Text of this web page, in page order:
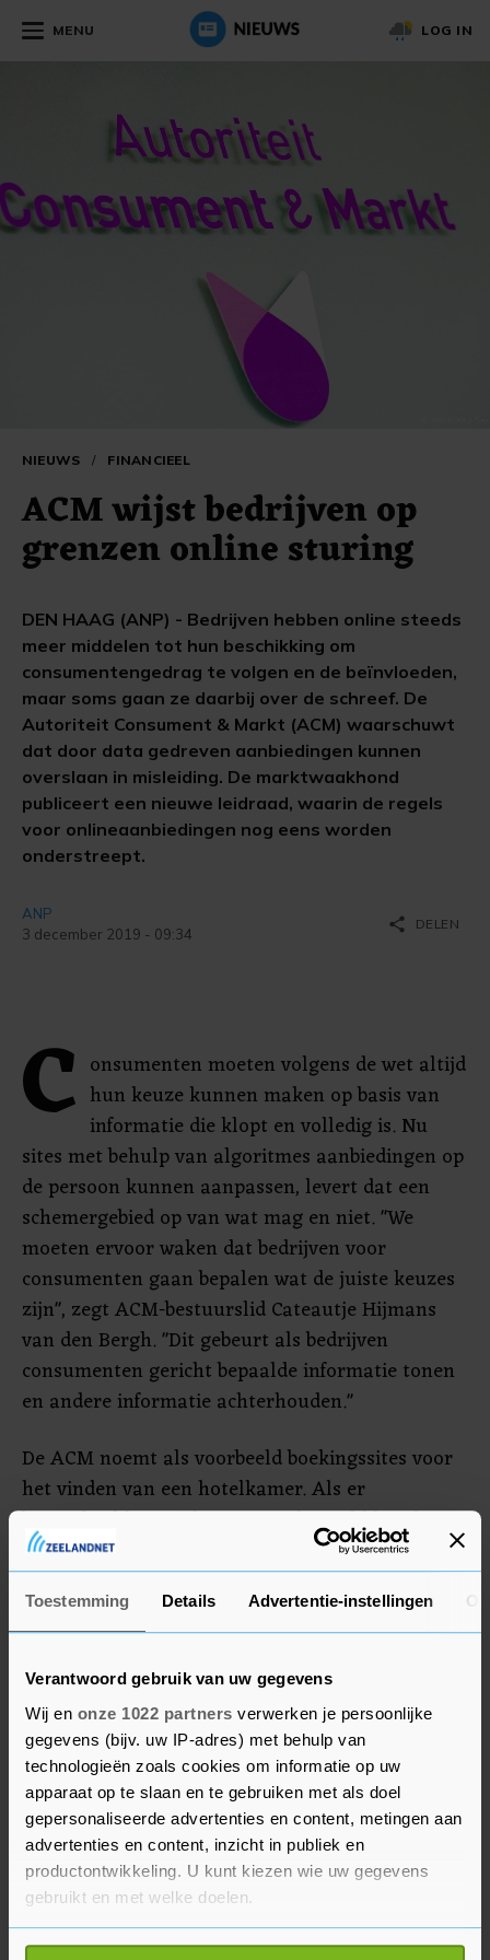
Toestemming Details Advertentie-instellingen
Verantwoord gebruik van uw gegevens
Wij en onze 1022 partners verwerken je persoonlijke
gegevens (bijv. uw IP-adres) met behulp van
technologieën zoals cookies om informatie op uw
apparaat op te slaan en te gebruiken met als doel
gepersonaliseerde advertenties en content, metingen aan
advertenties en content, inzicht in publiek en
productontwikkeling. U kunt kiezen wie uw gegevens
gebruikt en met welke doelen.
Als u het toestaat, willen we ook graag:
MENU LOG IN
NIEUWS / FINANCIEEL
ACM wijst bedrijven op
grenzen online sturing
DEN HAAG (ANP) - Bedrijven hebben online steeds
meer middelen tot hun beschikking om
consumentengedrag te volgen en de beïnvloeden,
maar soms gaan ze daarbij over de schreef. De
Autoriteit Consument & Markt (ACM) waarschuwt
dat door data gedreven aanbiedingen kunnen
overslaan in misleiding. De marktwaakhond
publiceert een nieuwe leidraad, waarin de regels
voor onlineaanbiedingen nog eens worden
onderstreept.
ANP
3 december 2019 - 09:34
share DELEN
C onsumenten moeten volgens de wet altijd
hun keuze kunnen maken op basis van
informatie die klopt en volledig is. Nu
sites met behulp van algoritmes aanbiedingen op
de persoon kunnen aanpassen, levert dat een
schemergebied op van wat mag en niet. "We
moeten ervoor waken dat bedrijven voor
consumenten gaan bepalen wat de juiste keuzes
zijn", zegt ACM-bestuurslid Cateautje Hijmans
van den Bergh. "Dit gebeurt als bedrijven
consumenten gericht bepaalde informatie tonen
en andere informatie achterhouden."
De ACM noemt als voorbeeld boekingssites voor
het vinden van een hotelkamer. Als er
bijvoorbeeld staat dat van een bepaald hotel nog
maar twee kamers beschikbaar zijn, moet dat wel
kloppen. Anders is er sprake van misleiding, licht
een woordvoerster toe.